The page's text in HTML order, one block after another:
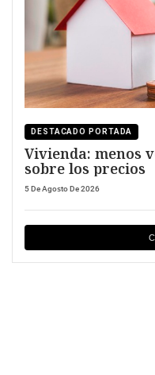
DESTACADO PORTADA
Vivienda: menos
sobre los precios
5 De Agosto De 2026